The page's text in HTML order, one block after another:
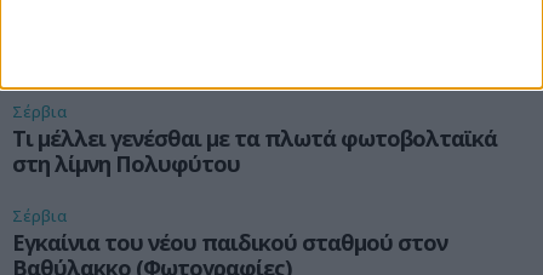
Σέρβια
Τι μέλλει γενέσθαι με τα πλωτά φωτοβολταϊκά
στη λίμνη Πολυφύτου
Σέρβια
Εγκαίνια του νέου παιδικού σταθμού στον
Βαθύλακκο (Φωτογραφίες)